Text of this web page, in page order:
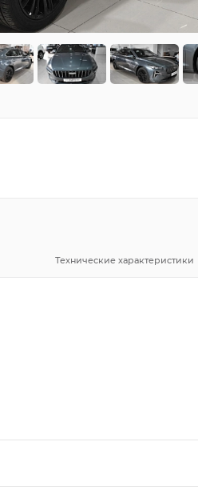
Технические характеристики